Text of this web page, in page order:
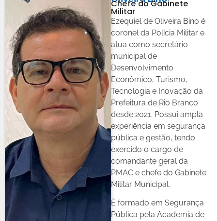
Chefe do Gabinete
Militar
Ezequiel de Oliveira Bino é
coronel da Polícia Militar e
atua como secretário
municipal de
Desenvolvimento
Econômico, Turismo,
Tecnologia e Inovação da
Prefeitura de Rio Branco
desde 2021. Possui ampla
experiência em segurança
pública e gestão, tendo
exercido o cargo de
comandante geral da
PMAC e chefe do Gabinete
Militar Municipal.
É formado em Segurança
Pública pela Academia de